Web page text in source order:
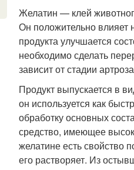
Желатин — клей
Он положительно влияет
продукта улучшается
необходимо сделать
зависит от стадии
Продукт выпускается в
он используется как
обработку основных
средство, имеющее
желатине есть свойство
его растворяет. Из